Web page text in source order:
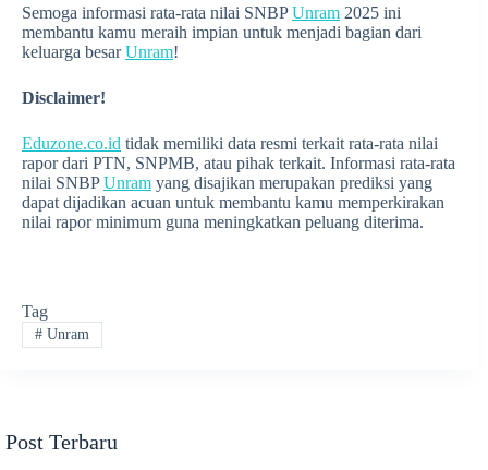
Semoga informasi rata-rata nilai SNBPUnram 2025 ini
membantu kamu meraih impian untuk menjadi bagian dari
keluarga besarUnram!
Disclaimer!
Eduzone.co.id tidak memiliki data resmi terkait rata-rata nilai
rapor dari PTN, SNPMB, atau pihak terkait. Informasi rata-rata
nilai SNBPUnram yang disajikan merupakan prediksi yang
dapat dijadikan acuan untuk membantu kamu memperkirakan
nilai rapor minimum guna meningkatkan peluang diterima.
Tag
#Unram
Post Terbaru